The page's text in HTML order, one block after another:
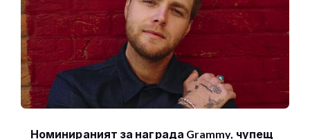
Номинираният за награда Grammy, чупещ